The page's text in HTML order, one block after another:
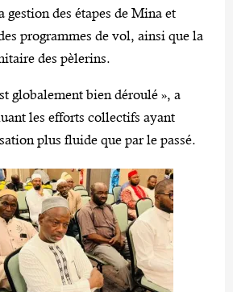
gestion des étapes de Mina et
programmes de vol, ainsi que la
des pèlerins.
globalement bien déroulé », a
les efforts collectifs ayant
plus fluide que par le passé.